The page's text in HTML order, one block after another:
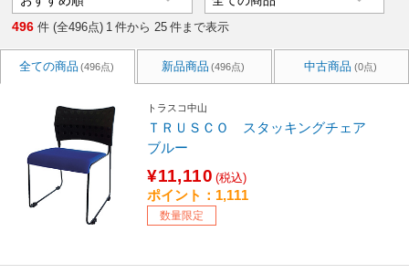
496 件 (全496点) 1 件から 25 件まで表示
全ての商品 (496点) 新品商品 (496点) 中古商品 (0点)
トラスコ中山
ＴＲＵＳＣＯ スタッキングチェア
ブルー
¥11,110 (税込)
ポイント：1,111
数量限定